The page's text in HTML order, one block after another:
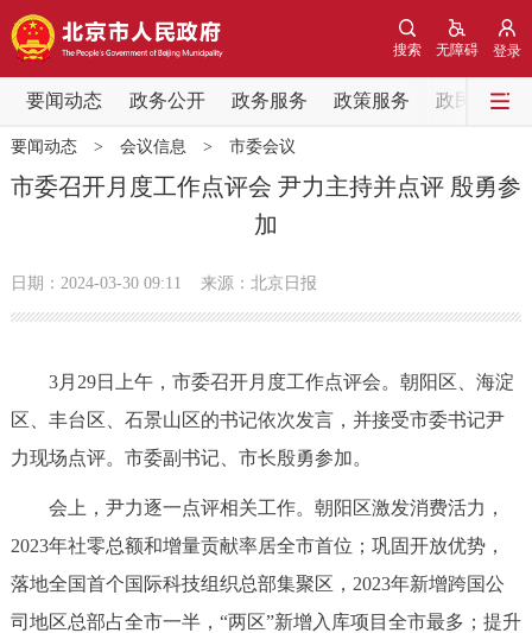
登录
无障碍
搜索
要闻动态 政务公开 政务服务 政策服务 政民互动
要闻动态
党中央精神 国务院信息
会议信息
市领导 机构职能 政策服务
政务服务
要闻动态> 会议信息 > 市委会议
市委召开月度工作点评会 尹力主持并点评 殷勇参
加
日期：2024-03-30 09:11 来源：北京日报
3月29日上午，市委召开月度工作点评会。朝阳区、海淀
区、丰台区、石景山区的书记依次发言，并接受市委书记尹
力现场点评。市委副书记、市长殷勇参加。
会上，尹力逐一点评相关工作。朝阳区激发消费活力，
2023年社零总额和增量贡献率居全市首位；巩固开放优势，
落地全国首个国际科技组织总部集聚区，2023年新增跨国公
司地区总部占全市一半，“两区”新增入库项目全市最多；提升